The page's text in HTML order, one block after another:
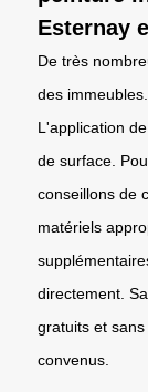
Esternay
De très
des
L'application
de surface.
conseillons de
matériels
directement.
gratuits et
convenus.